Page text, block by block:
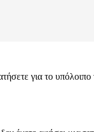
για το